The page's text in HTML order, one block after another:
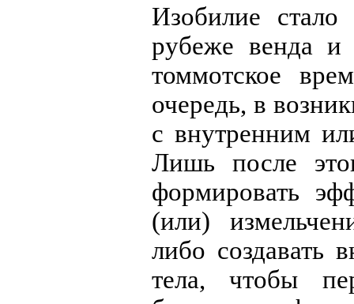
Изобилие
рубеже венда и
томмотское
очередь, в
с внутренним
Лишь после
формировать
(или)
либо создавать
тела, чтобы